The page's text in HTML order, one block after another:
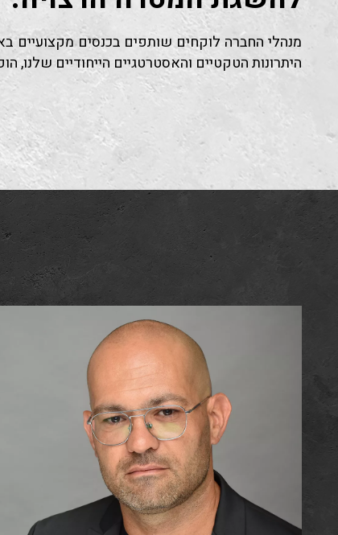
מנהלי החברה לוקחים שותפים בכנסים מקצועיים
היתרונות הטקטיים והאסטרטגיים הייחודיים שלנו,